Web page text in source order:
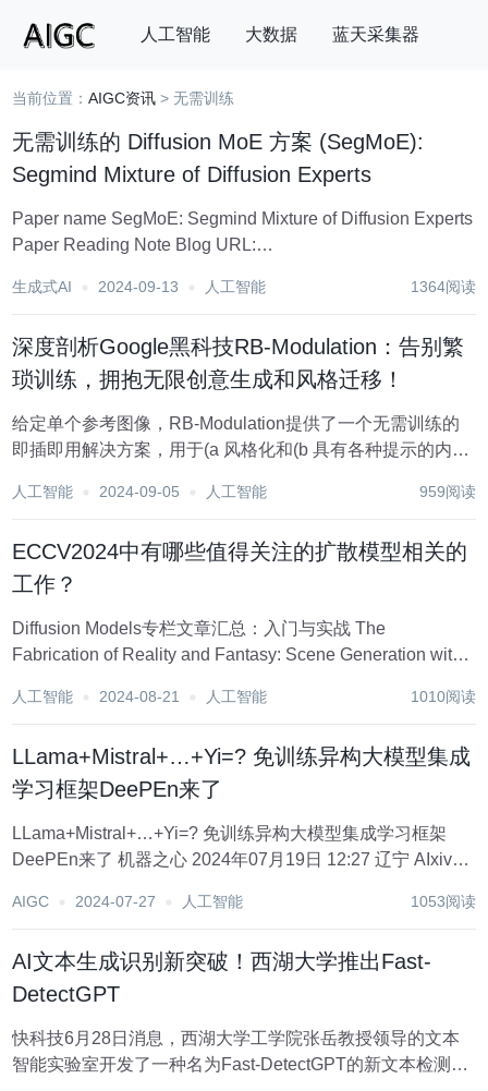
人工智能 大数据 蓝天采集器
搜索
当前位置：AIGC资讯 > 无需训练
无需训练的 Diffusion MoE 方案 (SegMoE):
Segmind Mixture of Diffusion Experts
Paper name SegMoE: Segmind Mixture of Diffusion Experts
Paper Reading Note Blog URL:
生成式AI 2024-09-13 人工智能 1364阅读
深度剖析Google黑科技RB-Modulation：告别繁
琐训练，拥抱无限创意生成和风格迁移！
给定单个参考图像，RB-Modulation提供了一个无需训练的
即插即用解决方案，用于(a 风格化和(b 具有各种提示的内容
考样式图像(例如“熔化的黄金3d渲染样式” 和内容图像(例如(a
人工智能 2024-09-05 人工智能 959阅读
ECCV2024中有哪些值得关注的扩散模型相关的
工作？
Diffusion Models专栏文章汇总：入门与实战 The
Fabrication of Reality and Fantasy: Scene Generation with
人工智能 2024-08-21 人工智能 1010阅读
LLama+Mistral+…+Yi=? 免训练异构大模型集成
学习框架DeePEn来了
LLama+Mistral+…+Yi=? 免训练异构大模型集成学习框架
DeePEn来了 机器之心 2024年07月19日 12:27 辽宁 AIxiv专
之心AIxiv专栏接收报道了200...
AIGC 2024-07-27 人工智能 1053阅读
AI文本生成识别新突破！西湖大学推出Fast-
DetectGPT
快科技6月28日消息，西湖大学工学院张岳教授领导的文本
智能实验室开发了一种名为Fast-DetectGPT的新文本检测方